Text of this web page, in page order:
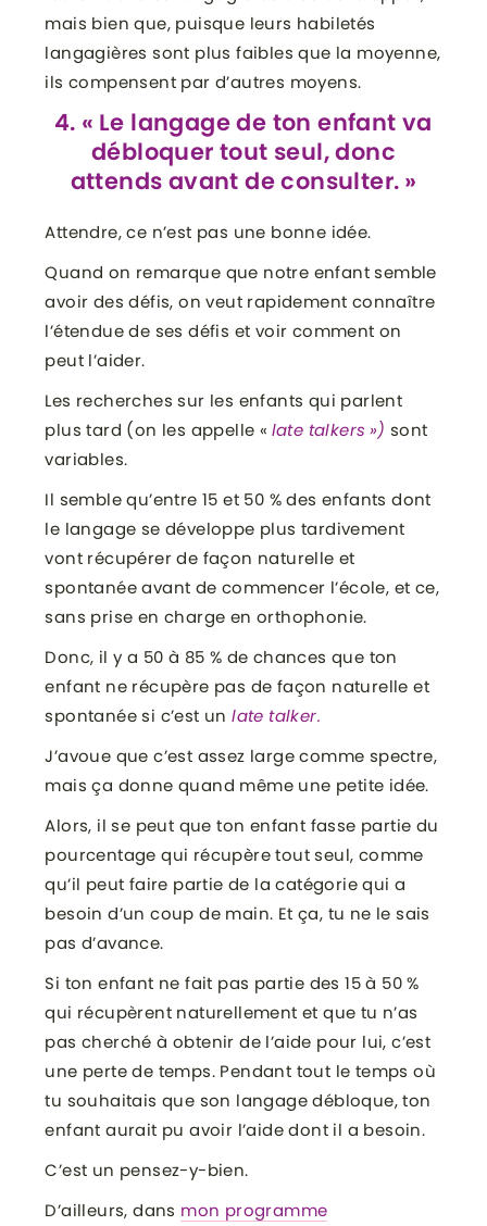
mais bien que, puisque leurs habiletés
langagières sont plus faibles que la moyenne,
ils compensent par d’autres moyens.
4. « Le langage de ton enfant va
débloquer tout seul, donc
attends avant de consulter. »
Attendre, ce n’est pas une bonne idée.
Quand on remarque que notre enfant semble
avoir des défis, on veut rapidement connaître
l’étendue de ses défis et voir comment on
peut l’aider.
Les recherches sur les enfants qui parlent
plus tard (on les appelle « late talkers ») sont
variables.
Il semble qu’entre 15 et 50 % des enfants dont
le langage se développe plus tardivement
vont récupérer de façon naturelle et
spontanée avant de commencer l’école, et ce,
sans prise en charge en orthophonie.
Donc, il y a 50 à 85 % de chances que ton
enfant ne récupère pas de façon naturelle et
spontanée si c’est unlate talker.
J’avoue que c’est assez large comme spectre,
mais ça donne quand même une petite idée.
Alors, il se peut que ton enfant fasse partie du
pourcentage qui récupère tout seul, comme
qu’il peut faire partie de la catégorie qui a
besoin d’un coup de main. Et ça, tu ne le sais
pas d’avance.
Si ton enfant ne fait pas partie des 15 à 50 %
qui récupèrent naturellement et que tu n’as
pas cherché à obtenir de l’aide pour lui, c’est
une perte de temps. Pendant tout le temps où
tu souhaitais que son langage débloque, ton
enfant aurait pu avoir l’aide dont il a besoin.
C’est un pensez-y-bien.
D’ailleurs, dans mon programme